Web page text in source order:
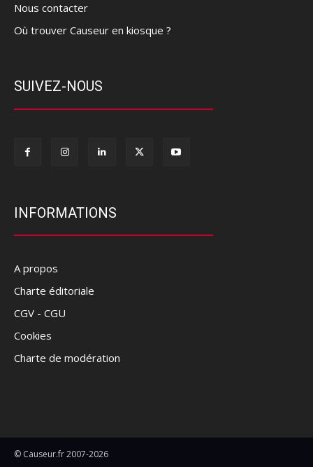
Nous contacter
Où trouver Causeur en kiosque ?
SUIVEZ-NOUS
INFORMATIONS
A propos
Charte éditoriale
CGV - CGU
Cookies
Charte de modération
© Causeur.fr 2007-2026